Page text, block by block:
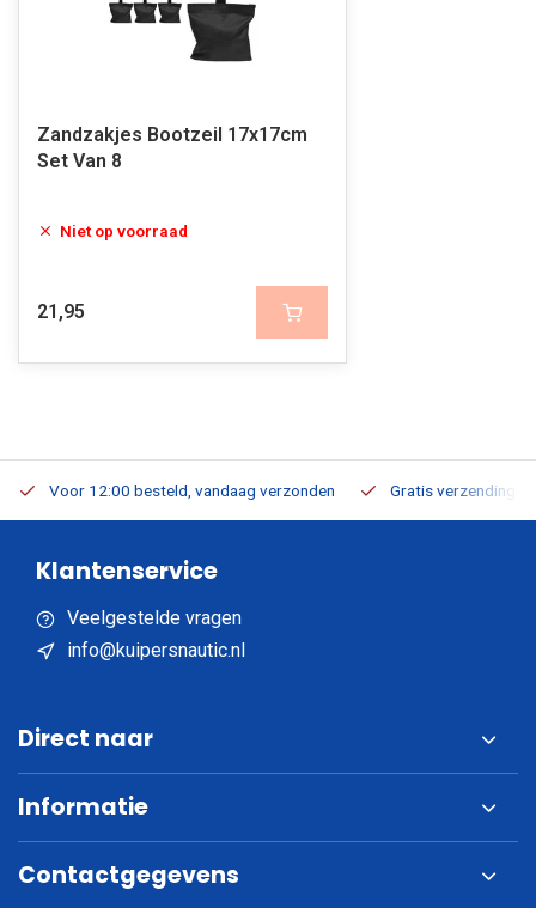
Zandzakjes Bootzeil 17x17cm
Set Van 8
Niet op voorraad
21,95
Voor 12:00 besteld, vandaag verzonden Gratis verzending
Klantenservice
Veelgestelde vragen
info@kuipersnautic.nl
Direct naar
Informatie
Contactgegevens